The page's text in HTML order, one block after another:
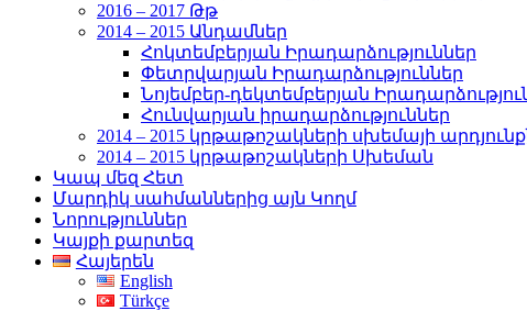
2016 – 2017 Թթ
2014 – 2015 Անդամներ
Հոկտեմբերյան Իրադարձություններ
Փետրվարյան Իրադարձություններ
Նոյեմբեր-դեկտեմբերյան
Հունվարյան իրադարձություններ
2014 – 2015 կրթաթոշակների սխեմայի
2014 – 2015 կրթաթոշակների Սխեման
Կապ մեզ Հետ
Մարդիկ սահմաններից այն Կողմ
Նորություններ
Կայքի քարտեզ
Հայերեն
English
Türkçe